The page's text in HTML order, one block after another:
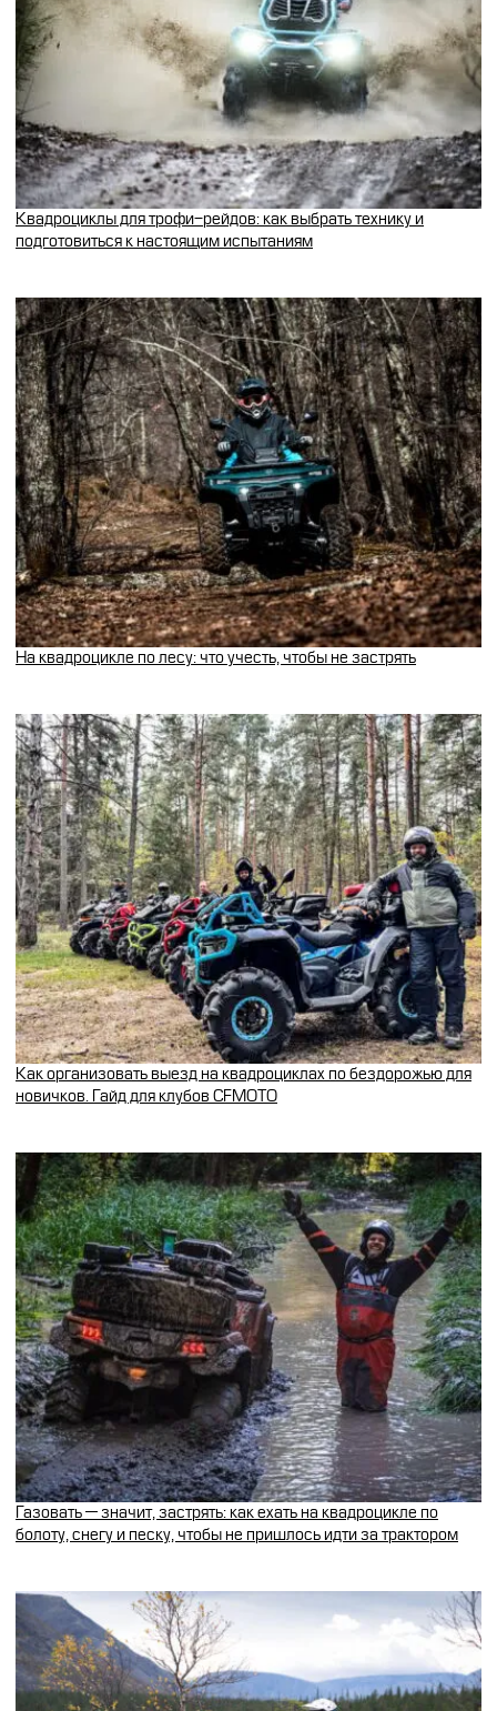
Квадроциклы для трофи-рейдов: как выбрать технику и
подготовиться к настоящим испытаниям
На квадроцикле по лесу: что учесть, чтобы не застрять
Как организовать выезд на квадроциклах по бездорожью для
новичков. Гайд для клубов CFMOTO
Газовать — значит, застрять: как ехать на квадроцикле по
болоту, снегу и песку, чтобы не пришлось идти за трактором